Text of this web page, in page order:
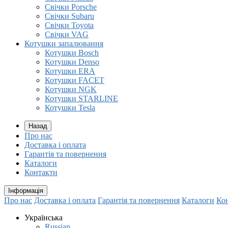
Свічки Porsche
Свічки Subaru
Свічки Toyota
Свічки VAG
Котушки запалювання
Котушки Bosch
Котушки Denso
Котушки ERA
Котушки FACET
Котушки NGK
Котушки STARLINE
Котушки Tesla
Назад
Про нас
Доставка і оплата
Гарантія та повернення
Каталоги
Контакти
Інформація
Про нас Доставка і оплата Гарантія та повернення Каталоги
Українська